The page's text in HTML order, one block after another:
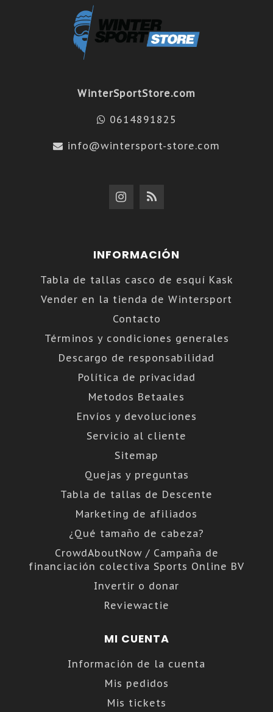
WinterSportStore.com
0614891825
info@wintersport-store.com
INFORMACIÓN
Tabla de tallas casco de esquí Kask
Vender en la tienda de Wintersport
Contacto
Términos y condiciones generales
Descargo de responsabilidad
Política de privacidad
Metodos Betaales
Envíos y devoluciones
Servicio al cliente
Sitemap
Quejas y preguntas
Tabla de tallas de Descente
Marketing de afiliados
¿Qué tamaño de cabeza?
CrowdAboutNow / Campaña de
financiación colectiva Sports Online BV
Invertir o donar
Reviewactie
MI CUENTA
Información de la cuenta
Mis pedidos
Mis tickets